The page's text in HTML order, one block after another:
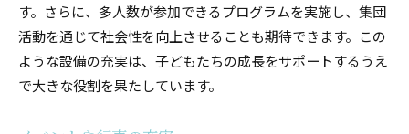
す。さらに、多人数が参加できるプログラムを実施し、集団
活動を通じて社会性を向上させることも期待できます。この
ような設備の充実は、子どもたちの成長をサポートするうえ
で大きな役割を果たしています。